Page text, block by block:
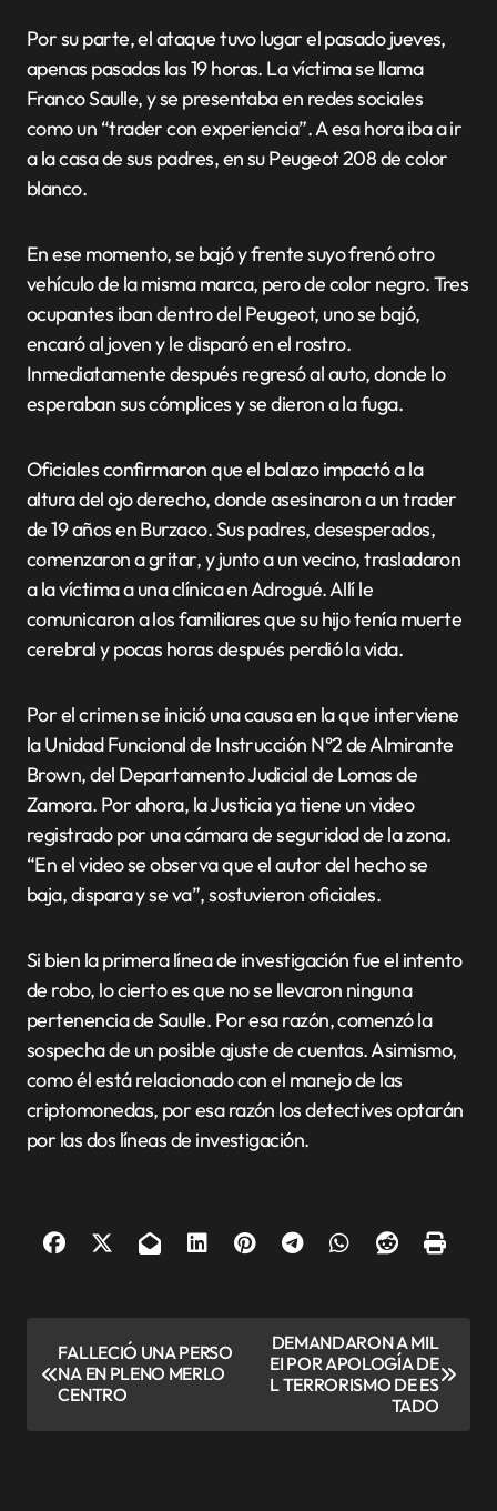
Por su parte, el ataque tuvo lugar el pasado jueves,
apenas pasadas las 19 horas. La víctima se llama
Franco Saulle, y se presentaba en redes sociales
como un “trader con experiencia”. A esa hora iba a ir
a la casa de sus padres, en su Peugeot 208 de color
blanco.
En ese momento, se bajó y frente suyo frenó otro
vehículo de la misma marca, pero de color negro. Tres
ocupantes iban dentro del Peugeot, uno se bajó,
encaró al joven y le disparó en el rostro.
Inmediatamente después regresó al auto, donde lo
esperaban sus cómplices y se dieron a la fuga.
Oficiales confirmaron que el balazo impactó a la
altura del ojo derecho, donde asesinaron a un trader
de 19 años en Burzaco. Sus padres, desesperados,
comenzaron a gritar, y junto a un vecino, trasladaron
a la víctima a una clínica en Adrogué. Allí le
comunicaron a los familiares que su hijo tenía muerte
cerebral y pocas horas después perdió la vida.
Por el crimen se inició una causa en la que interviene
la Unidad Funcional de Instrucción N°2 de Almirante
Brown, del Departamento Judicial de Lomas de
Zamora. Por ahora, la Justicia ya tiene un video
registrado por una cámara de seguridad de la zona.
“En el video se observa que el autor del hecho se
baja, dispara y se va”, sostuvieron oficiales.
Si bien la primera línea de investigación fue el intento
de robo, lo cierto es que no se llevaron ninguna
pertenencia de Saulle. Por esa razón, comenzó la
sospecha de un posible ajuste de cuentas. Asimismo,
como él está relacionado con el manejo de las
criptomonedas, por esa razón los detectives optarán
por las dos líneas de investigación.
a
FALLECIÓ UNA PERSO
NA EN PLENO MERLO
CENTRO
DEMANDARON A MIL
EI POR APOLOGÍA DE
L TERRORISMO DE ES
TADO